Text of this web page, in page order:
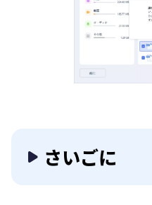
さいごに